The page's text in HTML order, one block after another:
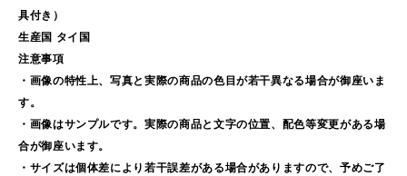
具付き）
生産国 タイ国
注意事項
・画像の特性上、写真と実際の商品の色目が若干異なる場合が御座いま
す。
・画像はサンプルです。実際の商品と文字の位置、配色等変更がある場
合が御座います。
・サイズは個体差により若干誤差がある場合がありますので、予めご了